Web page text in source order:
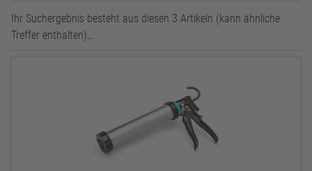
Ihr Suchergebnis besteht aus diesen 3 Artikeln (kann ähnliche
Treffer enthalten)…